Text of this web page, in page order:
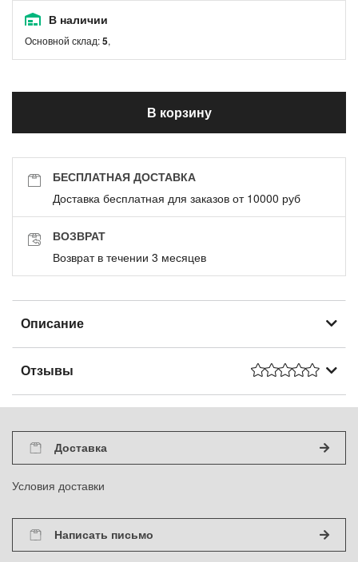
В наличии
Основной склад:5,
В корзину
БЕСПЛАТНАЯ ДОСТАВКА
Доставка бесплатная для заказов от 10000 руб
ВОЗВРАТ
Возврат в течении 3 месяцев
Описание
Отзывы
Доставка
Условия доставки
Написать письмо